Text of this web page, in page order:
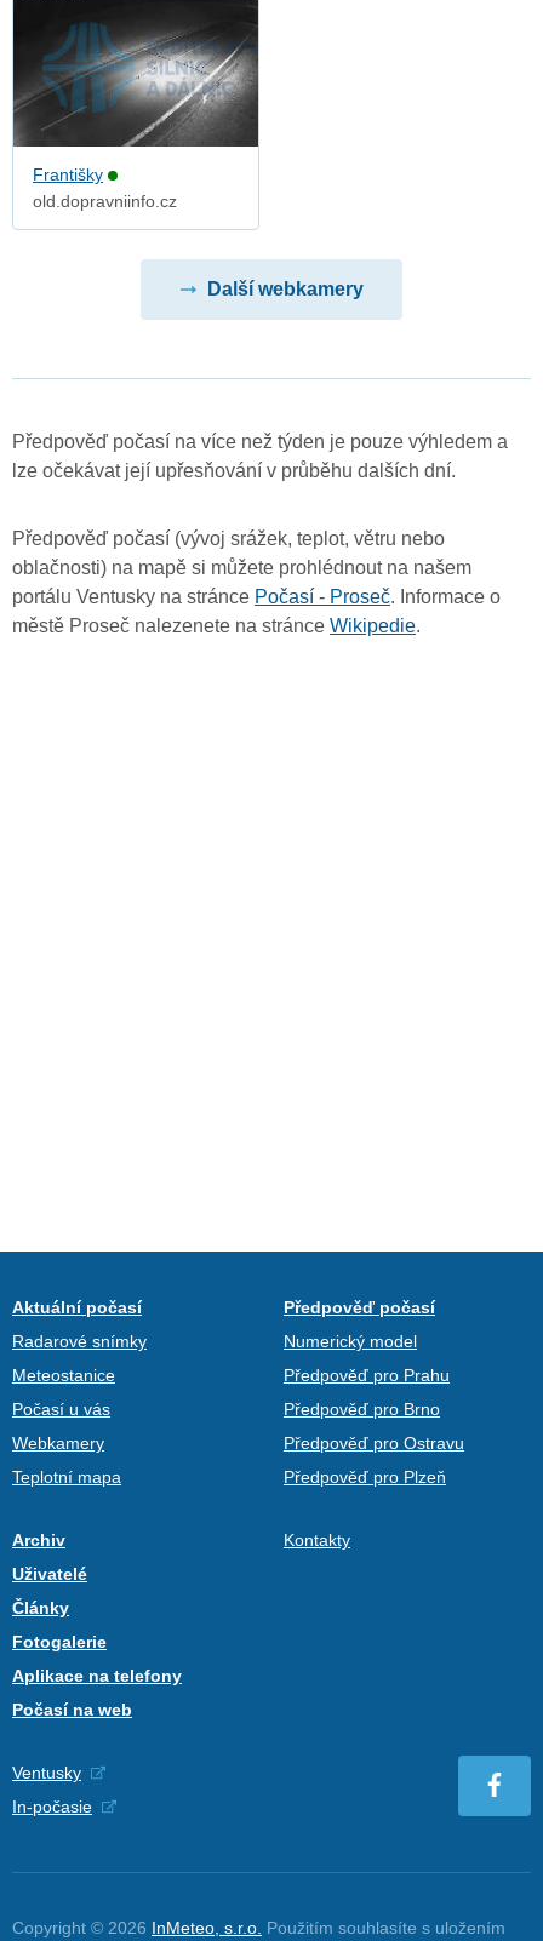
Františky
old.dopravniinfo.cz
Další webkamery
Předpověď počasí na více než týden je pouze výhledem a
lze očekávat její upřesňování v průběhu dalších dní.
Předpověď počasí (vývoj srážek, teplot, větru nebo
oblačnosti) na mapě si můžete prohlédnout na našem
portálu Ventusky na stránce Počasí - Proseč. Informace o
městě Proseč nalezenete na stránce Wikipedie.
Aktuální počasí
Radarové snímky
Meteostanice
Počasí u vás
Webkamery
Teplotní mapa
Předpověď počasí
Numerický model
Předpověď pro Prahu
Předpověď pro Brno
Předpověď pro Ostravu
Předpověď pro Plzeň
Archiv
Uživatelé
Články
Fotogalerie
Aplikace na telefony
Počasí na web
Kontakty
Ventusky
In-počasie
Copyright © 2026 InMeteo, s.r.o. Použitím souhlasíte s uložením